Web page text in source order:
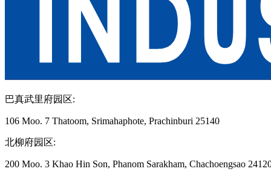
巴真武里府园区:
106 Moo. 7 Thatoom, Srimahaphote, Prachinburi 25140
北柳府园区:
200 Moo. 3 Khao Hin Son, Phanom Sarakham, Chachoengsao